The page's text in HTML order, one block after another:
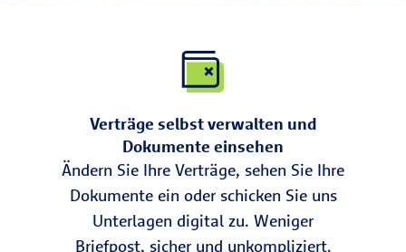
Verträge selbst verwalten und
Dokumente einsehen
Ändern Sie Ihre Verträge, sehen Sie Ihre
Dokumente ein oder schicken Sie uns
Unterlagen digital zu. Weniger
Briefpost, sicher und unkompliziert.